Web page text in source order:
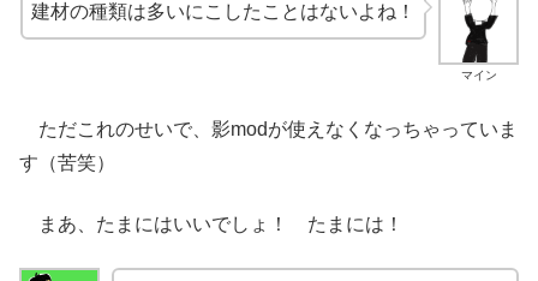
マイン
建材の種類は多いにこしたことはないよね！
ただこれのせいで、影modが使えなくなっちゃっていま
す（苦笑）
まあ、たまにはいいでしょ！ たまには！